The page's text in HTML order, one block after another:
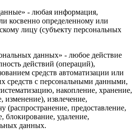
- любая информация,
косвенно определенному или
лицу (субъекту персональных
данных» - любое действие
действий (операций),
средств автоматизации или
средств с персональными данными,
накопление, хранение,
изменение), извлечение,
(распространение, предоставление,
блокирование, удаление,
данных.